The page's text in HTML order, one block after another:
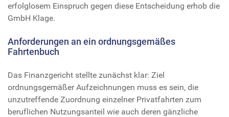
erfolglosem Einspruch gegen diese Entscheidung erhob die
GmbH Klage.
Anforderungen an ein ordnungsgemäßes
Fahrtenbuch
Das Finanzgericht stellte zunächst klar: Ziel
ordnungsgemäßer Aufzeichnungen muss es sein, die
unzutreffende Zuordnung einzelner Privatfahrten zum
beruflichen Nutzungsanteil wie auch deren gänzliche